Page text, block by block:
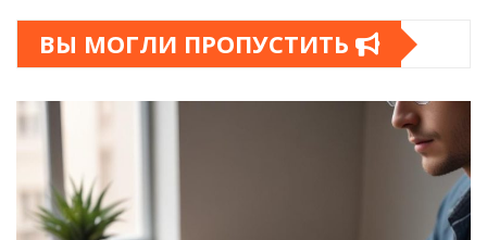
ВЫ МОГЛИ ПРОПУСТИТЬ